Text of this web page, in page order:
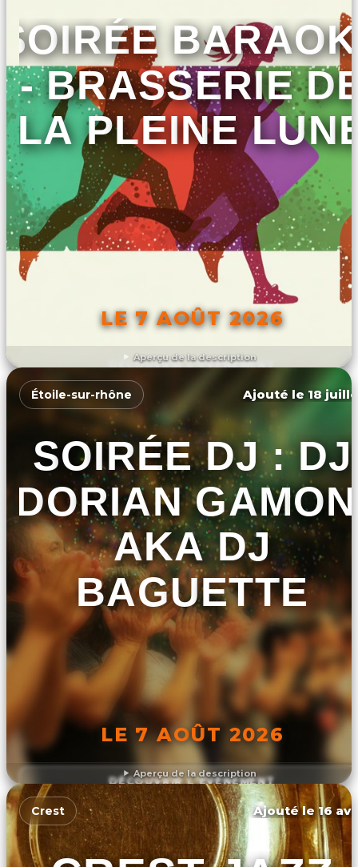
Aperçu de la description
- BRASSERIE
LA PLEINE
LE 7 AOÛT 2026
DÉCOUVRIR L'ÉVÉNEMENT
Aperçu de la description
Étoile-sur-rhône Ajouté le 18
SOIRÉE DJ : DJ
DORIAN
AKA DJ
BAGUETTE
LE 7 AOÛT 2026
DÉCOUVRIR L'ÉVÉNEMENT
Crest Ajouté le 16